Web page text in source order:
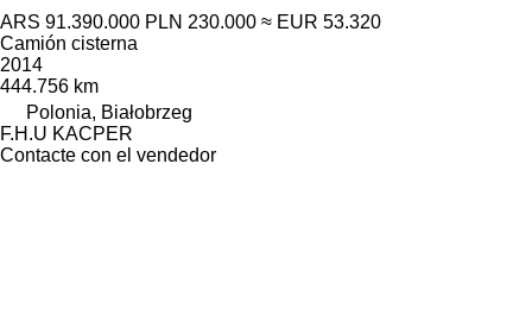
ARS 91.390.000 PLN 230.000 ≈ EUR 53.320
Camión cisterna
2014
444.756 km
Polonia, Białobrzeg
F.H.U KACPER
Contacte con el vendedor